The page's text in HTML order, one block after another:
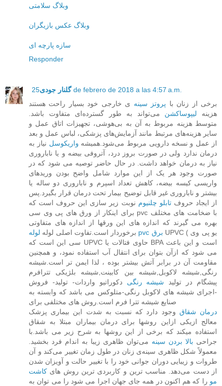
وبلاگ سلامتی
وبلاگ عکس بازیگران
سازه پارچه ای
Responder
گلنار جودی25 de febrero de 2018 a las 4:57 a.m.
برخی از زنان با پروتز سینه ی خارجی خود بسیار راحت هستند
هزینه لیپوساکشن می‌تواند به طور گسترده‌ای متفاوت باشد.
متوسط هزینه مربوط به آن به بی‌هوشی، تجهیزات اتاق عمل و
سایر هزینه‌های مرتبط مانند آزمایش‌های پزشکی، لباس عمل و بعد
از عمل و نسخه دارویی مربوط می‌شود.همیشه واریکوسل نیاز به
درمان ندارد ولی در صورت بروز درد، آتروفی بیضه و یا ناباروری
نیاز به درمان خواهد داشت. در حال حاضر توصیه می شود که در
صورت وجود هر یک از این موارد شامل واضح بودن وریدهای
واریسی کیسه بیضه، کاهش تعداد اسپرم و ناباروری دو ساله یا
بیشتر و ناباروری غیر قابل توضیح بیمار تحت درمان قرار بگیرد.پس
از ایجاد حروفتابلو چلنیوم نوبت زیر سازی این حروف است که
برای اینکار از ورق های پی وی سی pvc با ضخامت های مختلف
بهره می گیرند که اندازه های این ورقها از اندازه های متفاوتی
برخوردار است.تفاوت اصلی لوله
لوله pvc برق UPVC ( یو پی وی
سی این است که UPVC حاوی فتالات یا BPA است و این باعث
می شود که ازآن بتوان برای انتقال آب استفاده نمود، و همچنین
مقاومت آن در برابر آتش بیشتر بوده ، لذا ایمن تر است.شیشه
رنگی,شیشه لاکوبل,شیشه بین کابینت,شیشه بلژیکی تترافرم
پیشگام در تولید شیشه رنگی دکوراتیو واردات- تولید- فروش
-اجرای شیشه های لاکوبل رنگی-متلوکس می باشد که وابسته به
صنایع شیشه تترا فرم است.روش های مختلفی برای
درمان شقاق وجود دارد که نسبت به شدت این بیماری پزشک
معالج ازیکی ازاین روشها برای درمان بیماران مبتلا به شقاق
استفاده میکند که برخی از این روشها به شرح زیر می باشد.با
جراحی بالا بردن سینه می‌توان ظاهری زیبا به اندام فرد بخشید.
معمولاً شکل ظاهری سینه‌ی زنان در طول زمان تغییر می‌کند و آن
طروات و زیبایی دوران جوانی خود را با تغییر حالت و آویزان شدن
از دست می‌دهد. مناسب ترین و کاربردی ترین روش های کاشت
مو را که هم اکنون در همه جای جهان اجرا می شود را می توان به